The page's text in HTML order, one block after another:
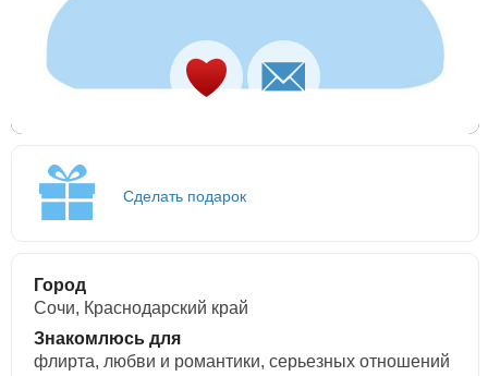
Сделать подарок
Город
Сочи, Краснодарский край
Знакомлюсь для
флирта, любви и романтики, cерьезных отношений